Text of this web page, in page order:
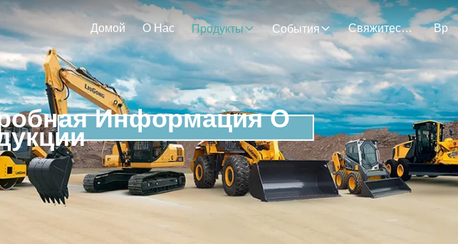
Домой О Нас Продукты События Свяжитесь С Нами Вр
Информация О